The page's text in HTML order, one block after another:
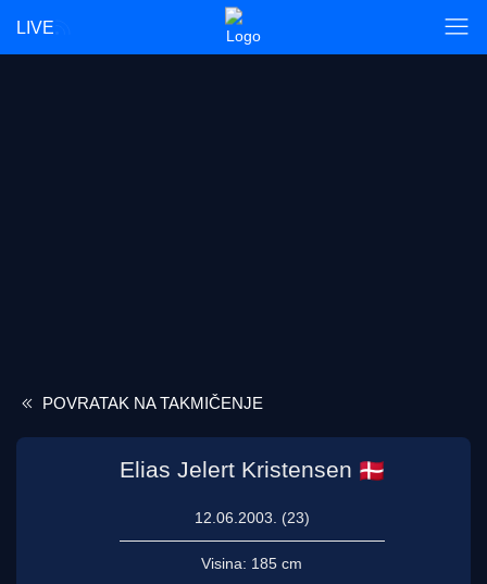
LIVE
POVRATAK NA TAKMIČENJE
Elias Jelert Kristensen
12.06.2003. (23)
Visina: 185 cm